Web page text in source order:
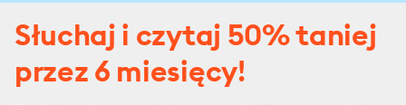
Słuchaj i czytaj 50% taniej
przez 6 miesięcy!